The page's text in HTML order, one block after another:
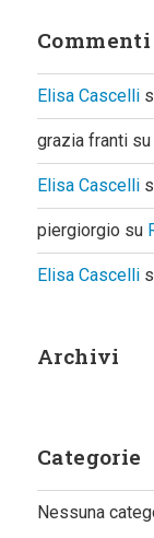
Elisa Cascelli
grazia frantisu
Elisa Cascelli
piergiorgio su
Elisa Cascelli
Archivi
Categorie
Nessuna